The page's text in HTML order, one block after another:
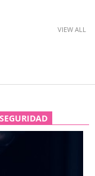
VIEW ALL